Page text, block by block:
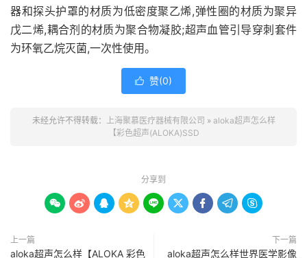
器和探头护罩的材质为低密度聚乙烯,弹性圈的材质为聚异
戊二烯,耦合剂的材质为聚合物凝胶;超声血管引导穿刺套件
为环氧乙烷灭菌,一次性使用。
 赞(0)
未经允许不得转载： 上海聚慕医疗器械有限公司 » aloka超声怎么样
【彩色超声(ALOKA)SSD
分享到
        
上一篇
aloka超声怎么样【ALOKA 彩色
下一篇
aloka超声怎么样世界医学影像